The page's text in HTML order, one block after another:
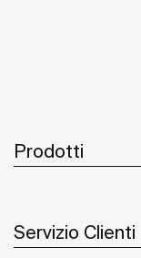
Prodotti
Servizio Clienti